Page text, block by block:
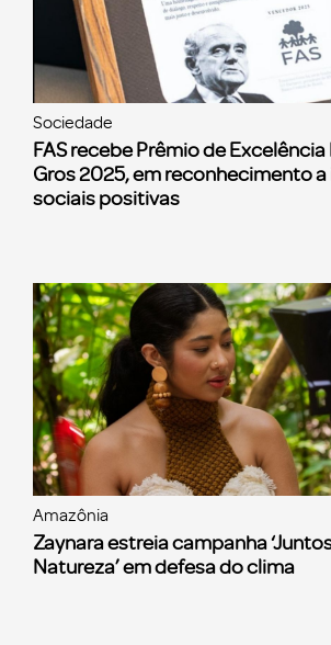
Sociedade
FAS recebe Prêmio de
Gros 2025, em reconhecimento
sociais positivas
Amazônia
Zaynara estreia campanha
Natureza’ em defesa do clima